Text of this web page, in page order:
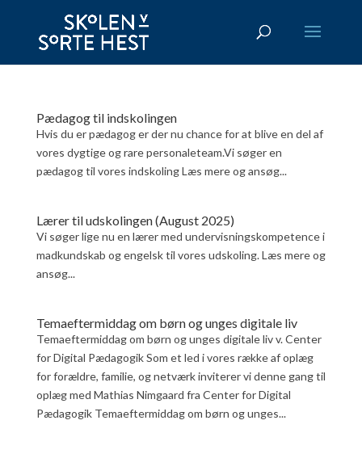
Pædagog til indskolingen
Hvis du er pædagog er der nu chance for at blive en del af
vores dygtige og rare personaleteam.Vi søger en
pædagog til vores indskoling Læs mere og ansøg...
Lærer til udskolingen (August 2025)
Vi søger lige nu en lærer med undervisningskompetence i
madkundskab og engelsk til vores udskoling. Læs mere og
ansøg...
Temaeftermiddag om børn og unges digitale liv
Temaeftermiddag om børn og unges digitale liv v. Center
for Digital Pædagogik Som et led i vores række af oplæg
for forældre, familie, og netværk inviterer vi denne gang til
oplæg med Mathias Nimgaard fra Center for Digital
Pædagogik Temaeftermiddag om børn og unges...